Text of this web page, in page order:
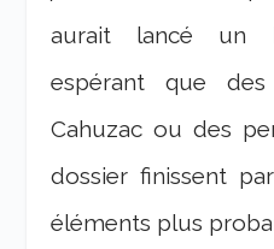
aurait lancé un
espérant que
Cahuzac ou des
dossier finissent
éléments plus